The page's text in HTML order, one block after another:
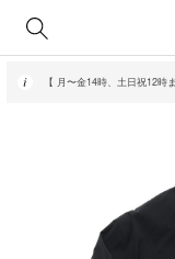
【 月〜金14時、土日祝12時